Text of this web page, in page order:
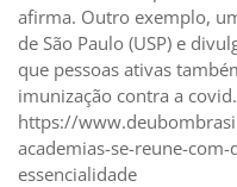
afirma. Outro exemplo,
de São Paulo (USP) e
que pessoas ativas
imunização contra a
https://
academias-se-reune-
essencialidade